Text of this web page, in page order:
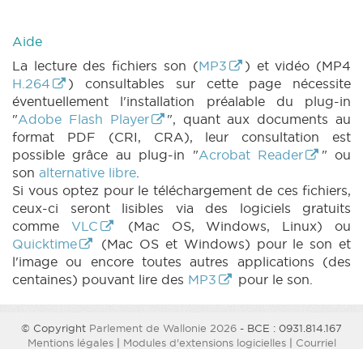
Aide
La lecture des fichiers son (MP3
) et vidéo (MP4
H.264
) consultables sur cette page nécessite
éventuellement l'installation préalable du plug-in
"Adobe Flash Player
", quant aux documents au
format PDF (CRI, CRA), leur consultation est
possible grâce au plug-in "Acrobat Reader
" ou
son alternative libre.
Si vous optez pour le téléchargement de ces fichiers,
ceux-ci seront lisibles via des logiciels gratuits
comme VLC
(Mac OS, Windows, Linux) ou
Quicktime
(Mac OS et Windows) pour le son et
l'image ou encore toutes autres applications (des
centaines) pouvant lire des MP3 pour le son.
© Copyright Parlement de Wallonie 2026 - BCE : 0931.814.167
Mentions légales| Modules d'extensions logicielles| Courriel